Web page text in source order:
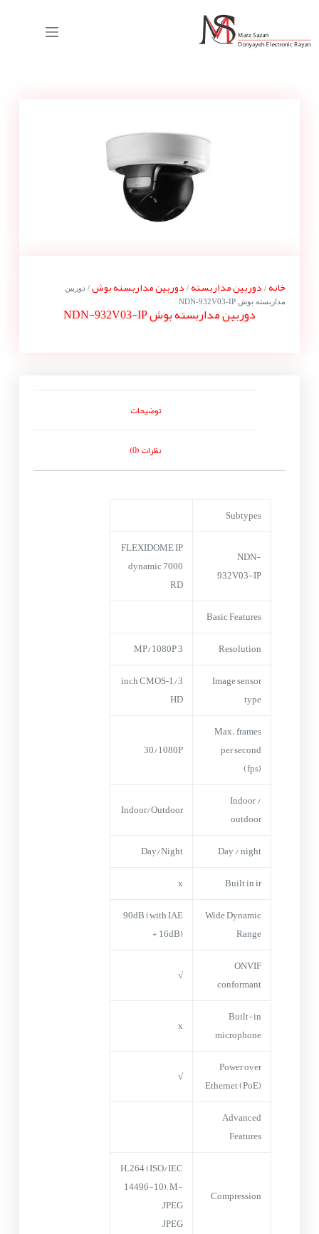
خانه/ دوربین مداربسته/ دوربین مداربسته بوش/ دوربین
مداربسته بوش NDN-932V03-IP
دوربین مداربسته بوش NDN-932V03-IP
توضیحات
نظرات (0)
Subtypes
NDN-
932V03-IP
FLEXIDOME IP
dynamic 7000
RD
Basic Features
Resolution
3 MP/1080P
Image sensor
type
1/3‑inch CMOS
HD
Max. frames
per second
(fps)
30/1080P
Indoor /
outdoor
Indoor/Outdoor
Day / night
Day/Night
Built in ir
x
Wide Dynamic
Range
90dB (with IAE
+ 16dB)
ONVIF
conformant
√
Built-in
microphone
x
Power over
Ethernet (PoE)
√
Advanced
Features
Compression
H.264 (ISO/IEC
14496-10); M-
JPEG,
JPEG